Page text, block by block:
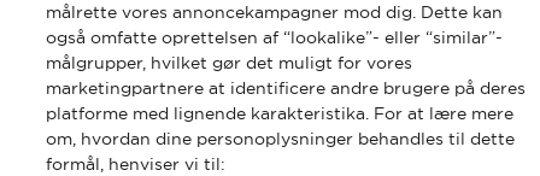
målrette vores annoncekampagner mod dig. Dette kan
også omfatte oprettelsen af “lookalike”- eller “similar”-
målgrupper, hvilket gør det muligt for vores
marketingpartnere at identificere andre brugere på deres
platforme med lignende karakteristika. For at lære mere
om, hvordan dine personoplysninger behandles til dette
formål, henviser vi til: